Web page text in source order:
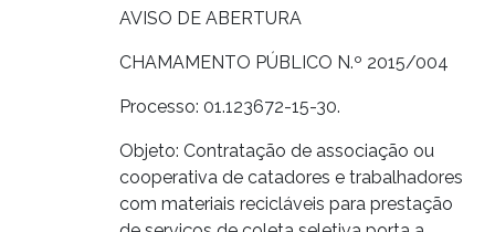
AVISO DE ABERTURA
CHAMAMENTO PÚBLICO N.º 2015/004
Processo: 01.123672-15-30.
Objeto: Contratação de associação ou
cooperativa de catadores e trabalhadores
com materiais recicláveis para prestação